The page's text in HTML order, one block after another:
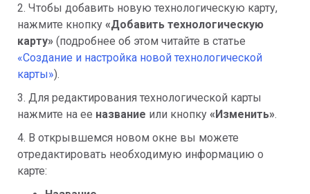
2. Чтобы добавить новую технологическую карту,
нажмите кнопку «Добавить технологическую
карту» (подробнее об этом читайте в статье
«Создание и настройка новой технологической
карты»).
3. Для редактирования технологической карты
нажмите на ее название или кнопку «Изменить».
4. В открывшемся новом окне вы можете
отредактировать необходимую информацию о
карте: